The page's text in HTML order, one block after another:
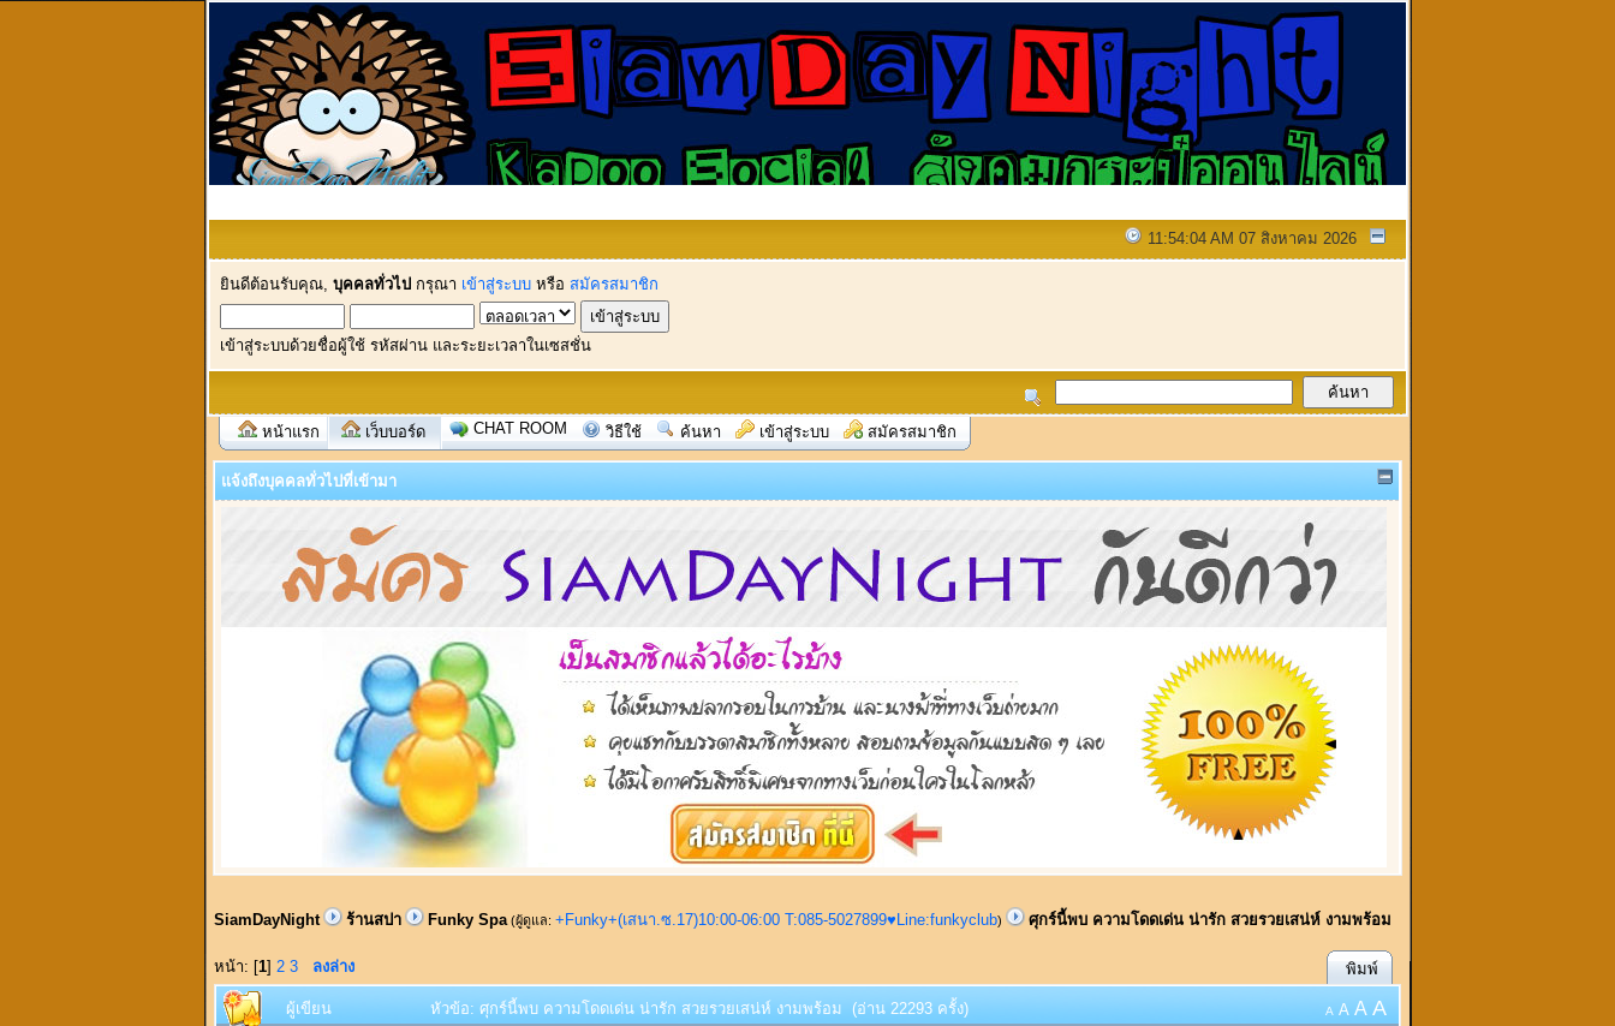
11:54:04 AM 07 สิงหาคม 2026
ยินดีต้อนรับคุณ, บุคคลทั่วไป กรุณา เข้าสู่ระบบ หรือ สมัครสมาชิก
เข้าสู่ระบบด้วยชื่อผู้ใช้ รหัสผ่าน และระยะเวลาในเซสชั่น
หน้าแรก เว็บบอร์ด CHAT ROOM วิธีใช้ ค้นหา เข้าสู่ระบบ สมัครสมาชิก
แจ้งถึงบุคคลทั่วไปที่เข้ามา
SiamDayNight ร้านสปา Funky Spa (ผู้ดูแล: +Funky+(เสนา.ซ.17)10:00-06:00 T:085-5027899♥Line:funkyclub) ศุกร์นี้พบ ความโดดเด่น น่ารัก สวยรวยเสน่ห์ งามพร้อม
หน้า: [1] 2 3 ลงล่าง พิมพ์
ผู้เขียน หัวข้อ: ศุกร์นี้พบ ความโดดเด่น น่ารัก สวยรวยเสน่ห์ งามพร้อม (อ่าน 22293 ครั้ง) A A A A